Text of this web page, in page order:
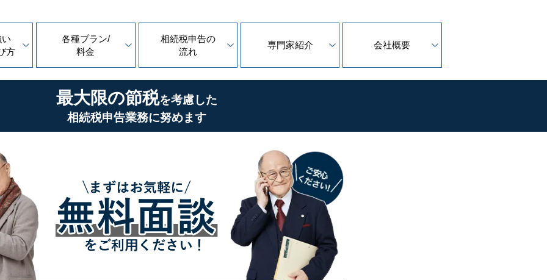
方
各種プラン/
料金
相続税申告の
流れ
専門家紹介 会社概要
最大限の節税を考慮した
相続税申告業務に努めます